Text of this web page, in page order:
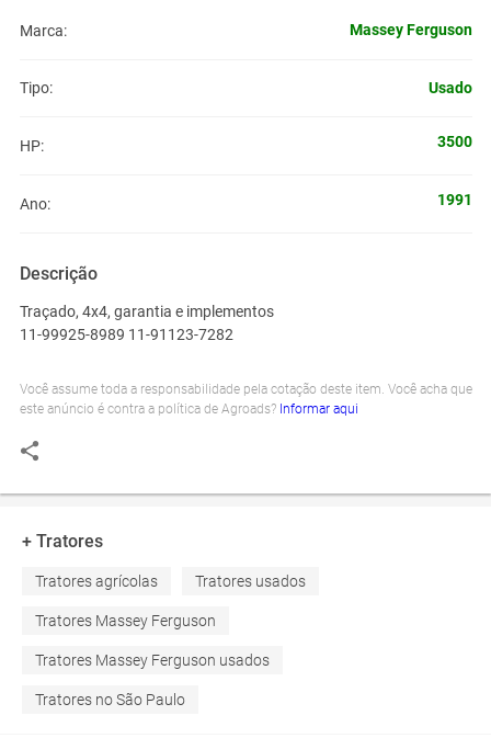
Marca: Massey Ferguson
Tipo: Usado
HP: 3500
Ano: 1991
Descrição
Traçado, 4x4, garantia e implementos
11-99925-8989 11-91123-7282
Você assume toda a responsabilidade pela cotação deste item. Você acha que
este anúncio é contra a política de Agroads? Informar aqui
+ Tratores
Tratores agrícolas Tratores usados
Tratores Massey Ferguson
Tratores Massey Ferguson usados
Tratores no São Paulo